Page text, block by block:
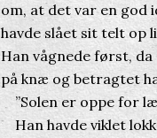
om, at det var en god
havde slået sit telt op
Han vågnede først,
på knæ og betragtet
”Solen er oppe for
Han havde viklet